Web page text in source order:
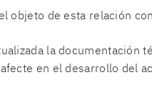
objeto de esta relación
la documentación
en el desarrollo del